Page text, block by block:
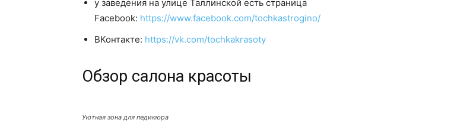
у заведения на улице Таллинской есть страница
Facebook: https://www.facebook.com/tochkastrogino/
ВКонтакте: https://vk.com/tochkakrasoty
Обзор салона красоты
Уютная зона для педикюра